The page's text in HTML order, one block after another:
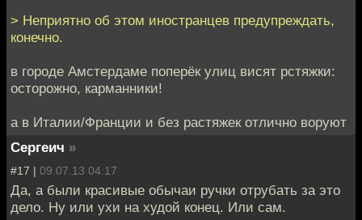
> Неприятно об этом иностранцев предупреждать,
конечно.
в городе Амстердаме поперёк улиц висят рстяжки:
осторожно, карманники!
а в Италии/Франции и без растяжек отлично воруют
Сергеич »
#17 | 09.07.13 04:17
Да, а были красивые обычаи ручки отрубать за это
дело. Ну или ухи на худой конец. Или сам.